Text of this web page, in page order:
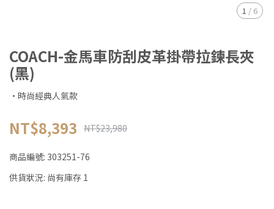
1 / 6
COACH-金馬車防刮皮革掛帶拉鍊長夾
(黑)
·時尚經典人氣款
NT$8,393 NT$23,980
商品編號: 303251-76
供貨狀況: 尚有庫存 1